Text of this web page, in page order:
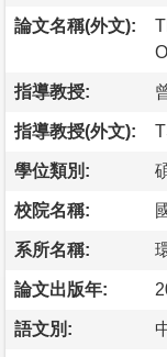
論文名稱(外文):
指導教授:
指導教授(外文):
學位類別:
校院名稱:
系所名稱:
論文出版年:
語文別: